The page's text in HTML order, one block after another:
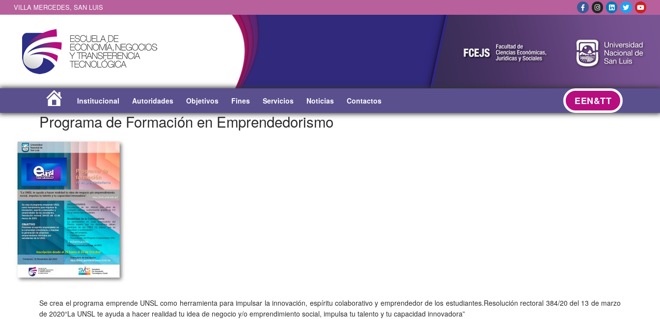
VILLA MERCEDES, SAN LUIS
Inicio Institucional Autoridades Objetivos Fines Servicios Noticias Contactos EEN&TT
Programa de Formación en Emprendedorismo
Se crea el programa emprende UNSL como herramienta para impulsar la innovación, espíritu colaborativo y emprendedor de los estudiantes.Resolución rectoral 384/20 del 13 de marzo
de 2020“La UNSL te ayuda a hacer realidad tu idea de negocio y/o emprendimiento social, impulsa tu talento y tu capacidad innovadora”